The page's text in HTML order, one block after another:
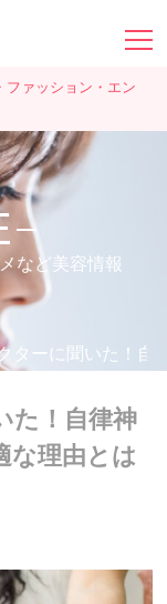
ファッション・エン
など美容情報
ターに聞いた！自
た！自律神
な理由とは